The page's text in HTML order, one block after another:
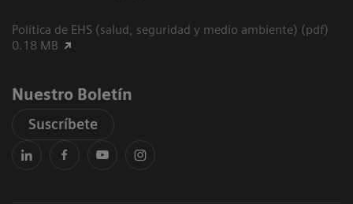
Política de EHS (salud, seguridad y medio ambiente) (pdf)
0.18 MB
Nuestro Boletín
Suscríbete